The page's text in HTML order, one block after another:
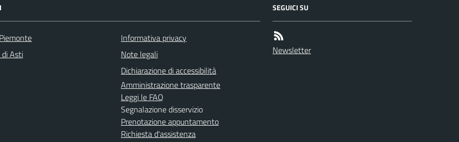
Asti
Informativa privacy
Note legali
Dichiarazione di accessibilità
Amministrazione trasparente
Leggi le FAQ
Segnalazione disservizio
Prenotazione appuntamento
Richiesta d'assistenza
SEGUICI SU
Newsletter